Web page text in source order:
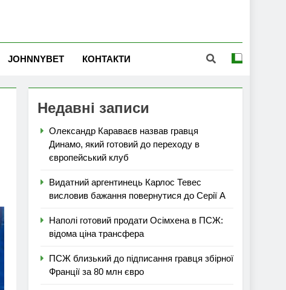
JOHNNYBET КОНТАКТИ
Недавні записи
Олександр Караваєв назвав гравця
Динамо, який готовий до переходу в
європейський клуб
Видатний аргентинець Карлос Тевес
висловив бажання повернутися до Серії А
Наполі готовий продати Осімхена в ПСЖ:
відома ціна трансфера
ПСЖ близький до підписання гравця збірної
Франції за 80 млн євро